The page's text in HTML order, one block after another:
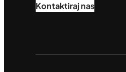
Kontaktiraj nas